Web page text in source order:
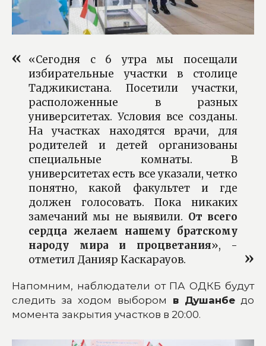
«Сегодня с 6 утра мы посещали
избирательные участки в столице
Таджикистана. Посетили участки,
расположенные в разных
университетах. Условия все созданы.
На участках находятся врачи, для
родителей и детей организованы
специальные комнаты. В
университетах есть все указали, четко
понятно, какой факультет и где
должен голосовать. Пока никаких
замечаний мы не выявили. От всего
сердца желаем нашему братскому
народу мира и процветания», -
отметил Данияр Каскарауов.
Напомним, наблюдатели от ПА ОДКБ будут
следить за ходом выбором в Душанбедо
момента закрытия участков в 20:00.